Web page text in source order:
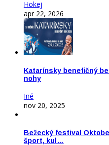
Hokej
apr 22, 2026
Katarínsky benefičný
nohy
Iné
nov 20, 2025
Bežecký festival
šport, kul…